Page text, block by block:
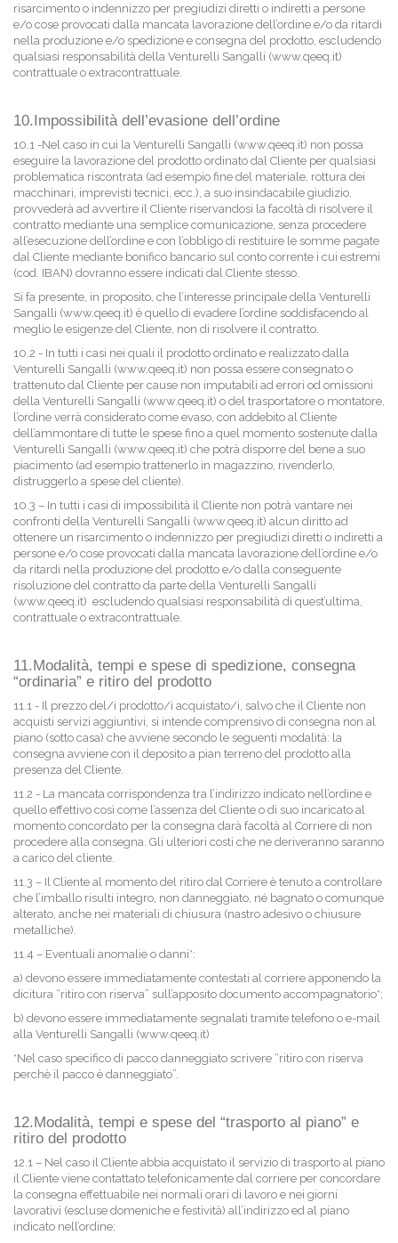
risarcimento o indennizzo per pregiudizi diretti o indiretti a persone
e/o cose provocati dalla mancata lavorazione dell’ordine e/o da ritardi
nella produzione e/o spedizione e consegna del prodotto, escludendo
qualsiasi responsabilità della Venturelli Sangalli (www.qeeq.it)
contrattuale o extracontrattuale.
10.Impossibilità dell’evasione dell’ordine
10.1 -Nel caso in cui la Venturelli Sangalli (www.qeeq.it) non possa
eseguire la lavorazione del prodotto ordinato dal Cliente per qualsiasi
problematica riscontrata (ad esempio fine del materiale, rottura dei
macchinari, imprevisti tecnici, ecc.), a suo insindacabile giudizio,
provvederà ad avvertire il Cliente riservandosi la facoltà di risolvere il
contratto mediante una semplice comunicazione, senza procedere
all’esecuzione dell’ordine e con l’obbligo di restituire le somme pagate
dal Cliente mediante bonifico bancario sul conto corrente i cui estremi
(cod. IBAN) dovranno essere indicati dal Cliente stesso.
Si fa presente, in proposito, che l’interesse principale della Venturelli
Sangalli (www.qeeq.it) è quello di evadere l’ordine soddisfacendo al
meglio le esigenze del Cliente, non di risolvere il contratto.
10.2 - In tutti i casi nei quali il prodotto ordinato e realizzato dalla
Venturelli Sangalli (www.qeeq.it) non possa essere consegnato o
trattenuto dal Cliente per cause non imputabili ad errori od omissioni
della Venturelli Sangalli (www.qeeq.it) o del trasportatore o montatore,
l’ordine verrà considerato come evaso, con addebito al Cliente
dell’ammontare di tutte le spese fino a quel momento sostenute dalla
Venturelli Sangalli (www.qeeq.it) che potrà disporre del bene a suo
piacimento (ad esempio trattenerlo in magazzino, rivenderlo,
distruggerlo a spese del cliente).
10.3 – In tutti i casi di impossibilità il Cliente non potrà vantare nei
confronti della Venturelli Sangalli (www.qeeq.it) alcun diritto ad
ottenere un risarcimento o indennizzo per pregiudizi diretti o indiretti a
persone e/o cose provocati dalla mancata lavorazione dell’ordine e/o
da ritardi nella produzione del prodotto e/o dalla conseguente
risoluzione del contratto da parte della Venturelli Sangalli
(www.qeeq.it) escludendo qualsiasi responsabilità di quest’ultima,
contrattuale o extracontrattuale.
11.Modalità, tempi e spese di spedizione, consegna
“ordinaria” e ritiro del prodotto
11.1 - Il prezzo del/i prodotto/i acquistato/i, salvo che il Cliente non
acquisti servizi aggiuntivi, si intende comprensivo di consegna non al
piano (sotto casa) che avviene secondo le seguenti modalità: la
consegna avviene con il deposito a pian terreno del prodotto alla
presenza del Cliente.
11.2 - La mancata corrispondenza tra l’indirizzo indicato nell’ordine e
quello effettivo così come l’assenza del Cliente o di suo incaricato al
momento concordato per la consegna darà facoltà al Corriere di non
procedere alla consegna. Gli ulteriori costi che ne deriveranno saranno
a carico del cliente.
11.3 – Il Cliente al momento del ritiro dal Corriere è tenuto a controllare
che l’imballo risulti integro, non danneggiato, né bagnato o comunque
alterato, anche nei materiali di chiusura (nastro adesivo o chiusure
metalliche).
11.4 – Eventuali anomalie o danni*:
a) devono essere immediatamente contestati al corriere apponendo la
dicitura “ritiro con riserva” sull’apposito documento accompagnatorio*;
b) devono essere immediatamente segnalati tramite telefono o e-mail
alla Venturelli Sangalli (www.qeeq.it)
*Nel caso specifico di pacco danneggiato scrivere “ritiro con riserva
perchè il pacco è danneggiato”.
12.Modalità, tempi e spese del “trasporto al piano” e
ritiro del prodotto
12.1 – Nel caso il Cliente abbia acquistato il servizio di trasporto al piano
il Cliente viene contattato telefonicamente dal corriere per concordare
la consegna effettuabile nei normali orari di lavoro e nei giorni
lavorativi (escluse domeniche e festività) all’indirizzo ed al piano
indicato nell’ordine;